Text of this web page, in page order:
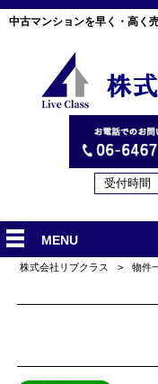
中古マンションを早く・高く
受付時間
MENU
株式会社リブクラス > 物件